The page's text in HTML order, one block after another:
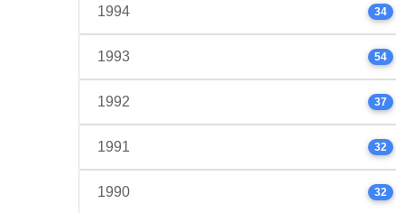
1994 34
1993 54
1992 37
1991 32
1990 32